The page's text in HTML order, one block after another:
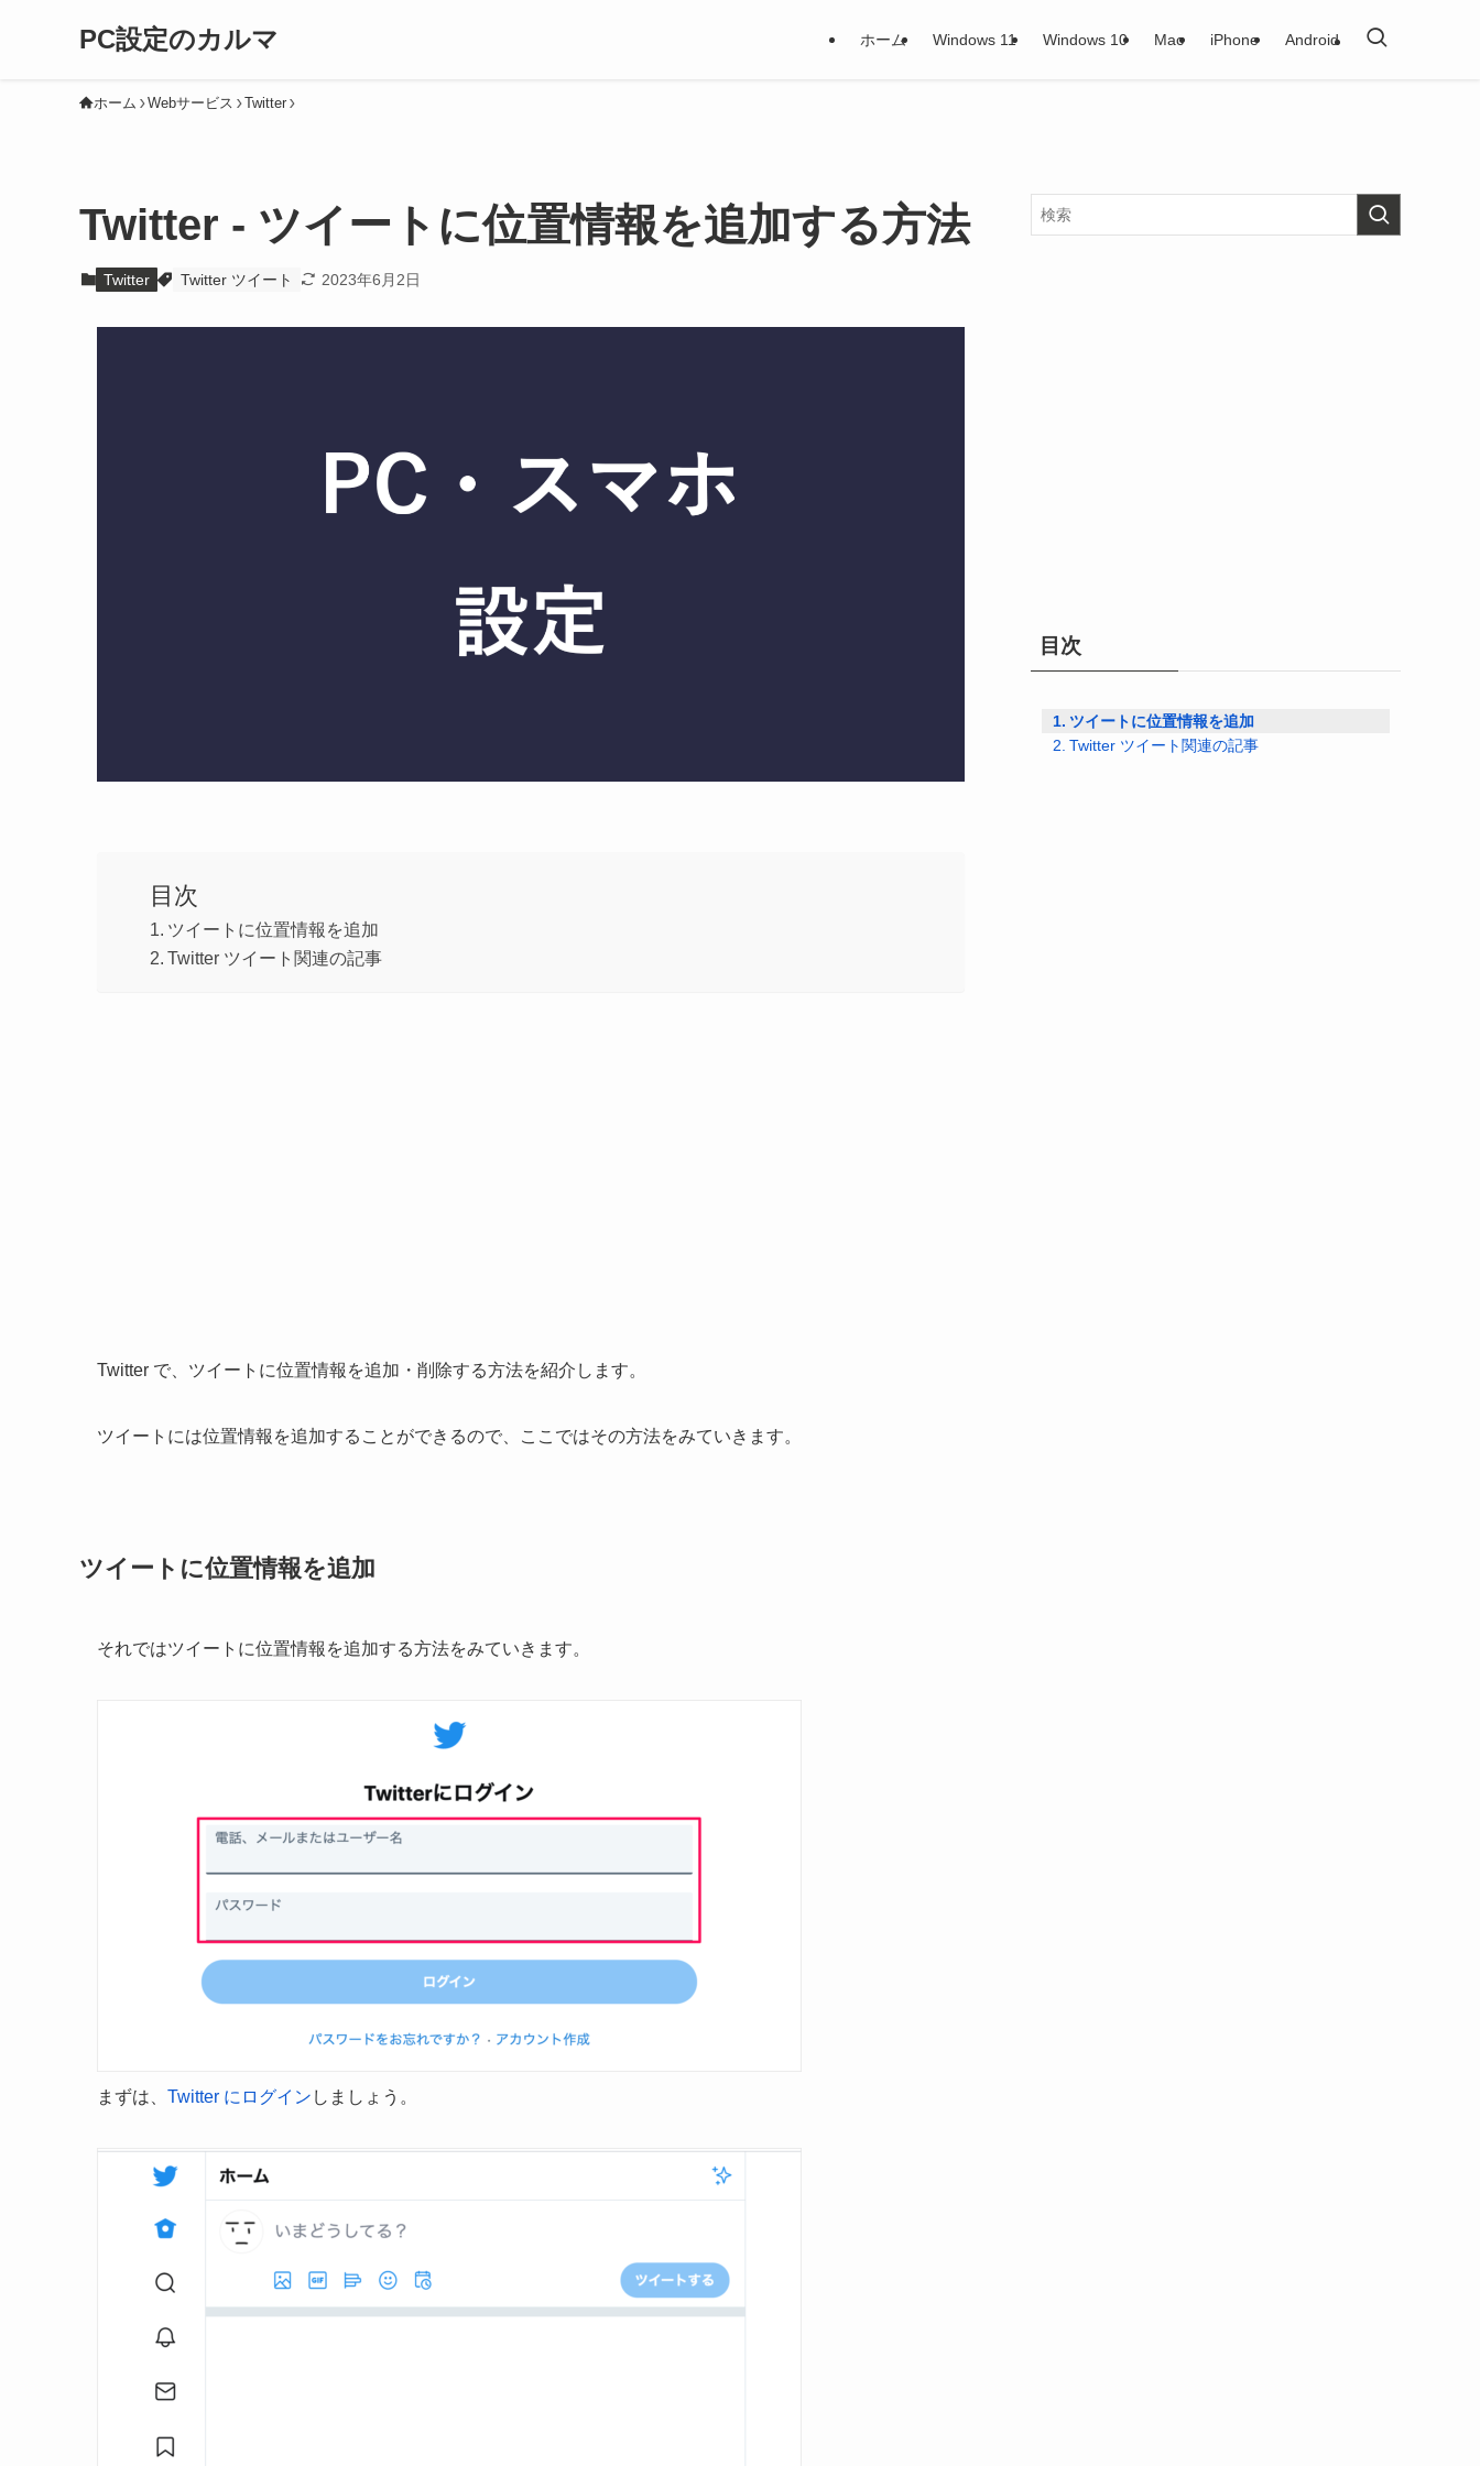
PC設定のカルマ ホーム Windows 11 Windows 10 Mac iPhone Android
ホーム Webサービス Twitter
Twitter - ツイートに位置情報を追加する方法
Twitter Twitter ツイート 2023年6月2日
目次
ツイートに位置情報を追加
Twitter ツイート関連の記事
Twitter で、ツイートに位置情報を追加・削除する方法を紹介します。
ツイートには位置情報を追加することができるので、ここではその方法をみていきます。
ツイートに位置情報を追加
それではツイートに位置情報を追加する方法をみていきます。
まずは、 Twitter にログイン しましょう。
目次
ツイートに位置情報を追加
Twitter ツイート関連の記事